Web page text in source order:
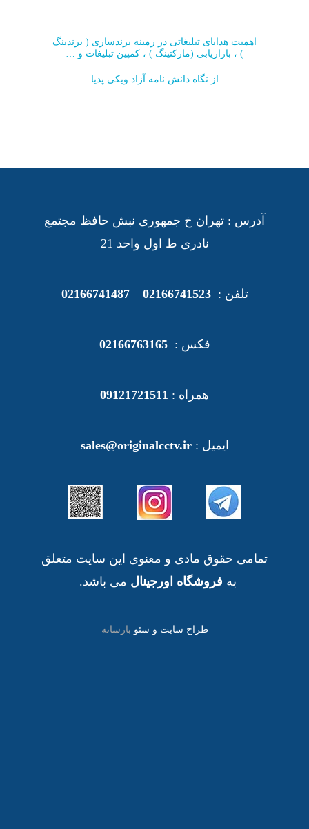
اهمیت هدایای تبلیغاتی در زمینه برندسازی ( برندینگ
) ، بازاریابی (مارکتینگ ) ، کمپین تبلیغات و …
از نگاه دانش نامه آزاد ویکی پدیا
آدرس : تهران خ جمهوری نبش حافظ مجتمع
نادری ط اول واحد 21
تلفن :02166741523
–
02166741487
فکس :02166763165
همراه : 09121721511
ایمیل :sales@originalcctv.ir
تمامی حقوق مادی و معنوی این سایت متعلق
به فروشگاه اورجینال می باشد.
طراح سایت و سئو بارسانه